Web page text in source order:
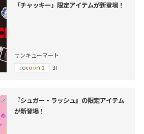
「チャッキー」限定アイテムが新登場！
サンキューマート
3F
『シュガー・ラッシュ』の限定アイテム
が新登場！